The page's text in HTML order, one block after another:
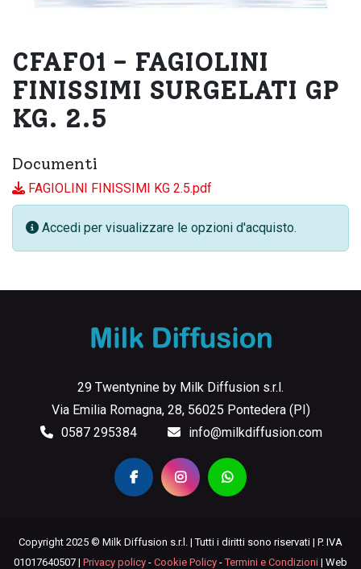
CFAF01 - FAGIOLINI
FINISSIMI SURGELATI GP
KG. 2.5
Documenti
FAGIOLINI FINISSIMI KG 2.5.pdf
Accedi per visualizzare le opzioni d'acquisto.
29 Twentynine by Milk Diffusion s.r.l.
Via Emilia Romagna, 28, 56025 Pontedera (PI)
0587 295384
info@milkdiffusion.com
Copyright 2025 © Milk Diffusion s.r.l. | Tutti i diritti sono riservati | P. IVA
01017640507 | Privacy policy - Cookie Policy -Termini e Condizioni | Web